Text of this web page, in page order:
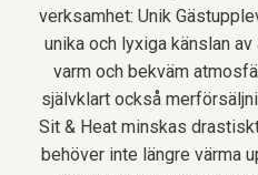
verksamhet: Unik
unika och lyxiga känslan
varm och bekväm
självklart också
Sit & Heat minskas
behöver inte längre värma